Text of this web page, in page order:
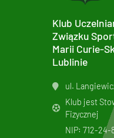
Klub
Związku
Marii Curie-
Lublinie
ul.
Klub jest
Fizycznej
NIP: 712-24-